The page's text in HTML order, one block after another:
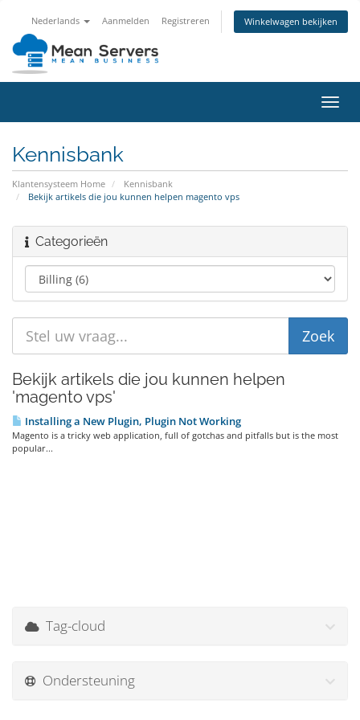
Nederlands Aanmelden Registreren Winkelwagen bekijken
in-/
Kennisbank
Klantensysteem Home
Kennisbank
Bekijk artikels die jou kunnen helpen magento vps
Categorieën
Bekijk artikels die jou kunnen helpen
'magento vps'
Installing a New Plugin, Plugin Not Working
Magento is a tricky web application, full of gotchas and pitfalls but is the most
popular...
Tag-cloud
Ondersteuning